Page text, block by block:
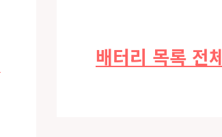
배터리 목록 전